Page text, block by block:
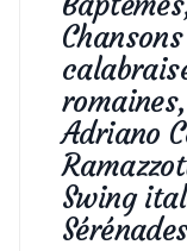
Adriano
Swing